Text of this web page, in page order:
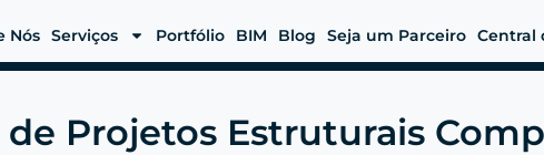
Nós Serviços Portfólio BIM Blog Seja um Parceiro Central
Projetos Estruturais